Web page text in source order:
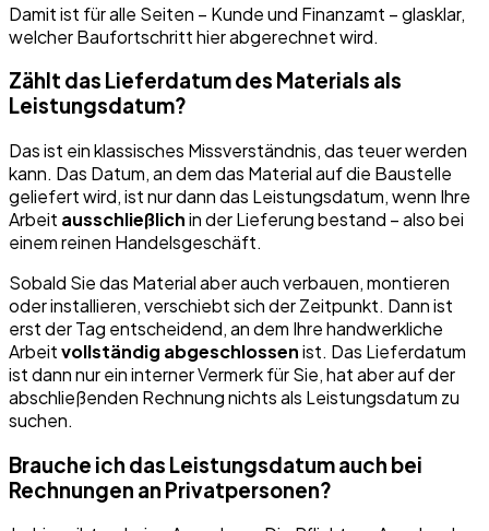
Damit ist für alle Seiten – Kunde und Finanzamt – glasklar,
welcher Baufortschritt hier abgerechnet wird.
Zählt das Lieferdatum des Materials als
Leistungsdatum?
Das ist ein klassisches Missverständnis, das teuer werden
kann. Das Datum, an dem das Material auf die Baustelle
geliefert wird, ist nur dann das Leistungsdatum, wenn Ihre
Arbeit ausschließlichin der Lieferung bestand – also bei
einem reinen Handelsgeschäft.
Sobald Sie das Material aber auch verbauen, montieren
oder installieren, verschiebt sich der Zeitpunkt. Dann ist
erst der Tag entscheidend, an dem Ihre handwerkliche
Arbeitvollständig abgeschlossenist. Das Lieferdatum
ist dann nur ein interner Vermerk für Sie, hat aber auf der
abschließenden Rechnung nichts als Leistungsdatum zu
suchen.
Brauche ich das Leistungsdatum auch bei
Rechnungen an Privatpersonen?